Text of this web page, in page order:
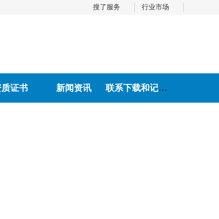
搜了服务 行业市场
证书 新闻资讯 联系下载和记娱乐